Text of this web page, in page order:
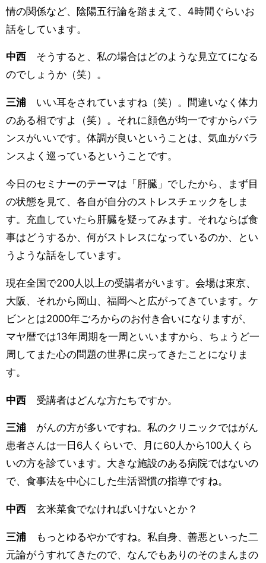
情の関係など、陰陽五行論を踏まえて、4時間ぐらいお
話をしています。
中西 そうすると、私の場合はどのような見立てになる
のでしょうか（笑）。
三浦 いい耳をされていますね（笑）。間違いなく体力
のある相ですよ（笑）。それに顔色が均一ですからバラ
ンスがいいです。体調が良いということは、気血がバラ
ンスよく巡っているということです。
今日のセミナーのテーマは「肝臓」でしたから、まず目
の状態を見て、各自が自分のストレスチェックをしま
す。充血していたら肝臓を疑ってみます。それならば食
事はどうするか、何がストレスになっているのか、とい
うような話をしています。
現在全国で200人以上の受講者がいます。会場は東京、
大阪、それから岡山、福岡へと広がってきています。ケ
ビンとは2000年ごろからのお付き合いになりますが、
マヤ暦では13年周期を一周といいますから、ちょうど一
周してまた心の問題の世界に戻ってきたことになりま
す。
中西 受講者はどんな方たちですか。
三浦 がんの方が多いですね。私のクリニックではがん
患者さんは一日6人くらいで、月に60人から100人くら
いの方を診ています。大きな施設のある病院ではないの
で、食事法を中心にした生活習慣の指導ですね。
中西 玄米菜食でなければいけないとか？
三浦 もっとゆるやかですね。私自身、善悪といった二
元論がうすれてきたので、なんでもありのそのまんまの